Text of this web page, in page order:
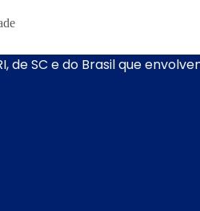
SC e do Brasil que